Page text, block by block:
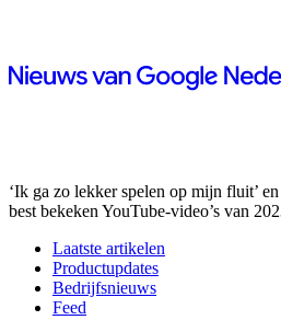
‘Ik ga zo lekker spelen op mijn fluit’
best bekeken YouTube-video’s van
Laatste artikelen
Productupdates
Bedrijfsnieuws
Feed